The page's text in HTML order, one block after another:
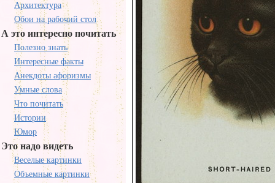
Архитектура
Обои на рабочий стол
А это интересно почитать
Полезно знать
Интересные факты
Анекдоты афоризмы
Умные слова
Что почитать
Истории
Юмор
Это надо видеть
Веселые картинки
Объемные картинки